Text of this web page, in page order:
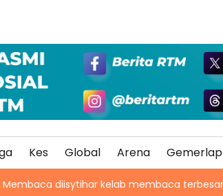
Kes Global Arena Gemerlap
kelab membaca terbesar di Malaysia